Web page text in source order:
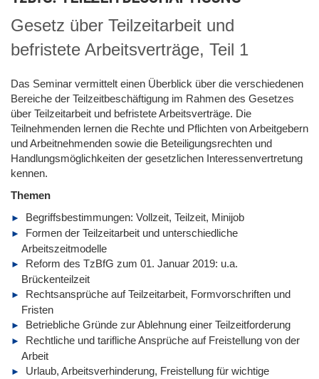
Gesetz über Teilzeitarbeit und
befristete Arbeitsverträge, Teil 1
Das Seminar vermittelt einen Überblick über die verschiedenen
Bereiche der Teilzeitbeschäftigung im Rahmen des Gesetzes
über Teilzeitarbeit und befristete Arbeitsverträge. Die
Teilnehmenden lernen die Rechte und Pflichten von Arbeitgebern
und Arbeitnehmenden sowie die Beteiligungsrechten und
Handlungsmöglichkeiten der gesetzlichen Interessenvertretung
kennen.
Themen
Begriffsbestimmungen: Vollzeit, Teilzeit, Minijob
Formen der Teilzeitarbeit und unterschiedliche
Arbeitszeitmodelle
Reform des TzBfG zum 01. Januar 2019: u.a.
Brückenteilzeit
Rechtsansprüche auf Teilzeitarbeit, Formvorschriften und
Fristen
Betriebliche Gründe zur Ablehnung einer Teilzeitforderung
Rechtliche und tarifliche Ansprüche auf Freistellung von der
Arbeit
Urlaub, Arbeitsverhinderung, Freistellung für wichtige